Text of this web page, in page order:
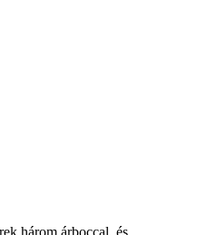
három árboccal, és